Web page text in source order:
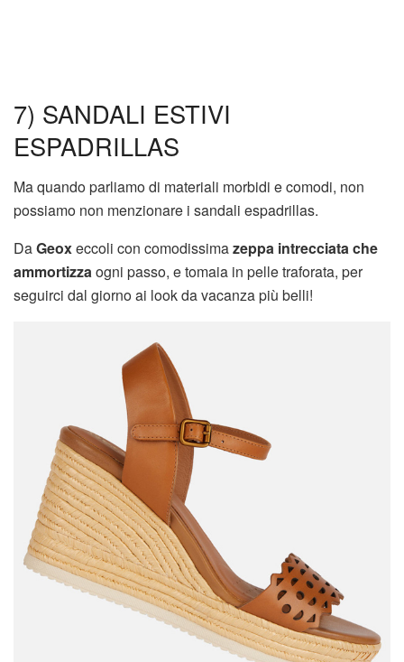
7) SANDALI ESTIVI
ESPADRILLAS
Ma quando parliamo di materiali morbidi e comodi, non
possiamo non menzionare i sandali espadrillas.
DaGeoxeccoli con comodissimazeppa intrecciata che
ammortizzaogni passo, e tomaia in pelle traforata, per
seguirci dal giorno ai look da vacanza più belli!